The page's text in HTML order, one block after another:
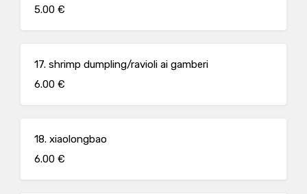
5.00 €
17. shrimp dumpling/ravioli ai gamberi
6.00 €
18. xiaolongbao
6.00 €